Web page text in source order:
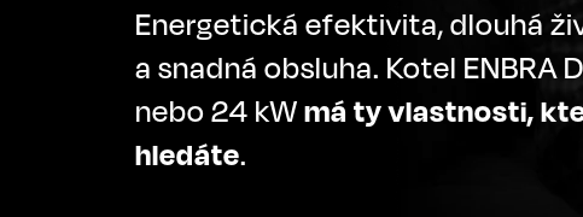
Energetická efektivita, dlouhá
a snadná obsluha. Kotel ENBRA
nebo 24 kW má ty vlastnosti,
hledáte.